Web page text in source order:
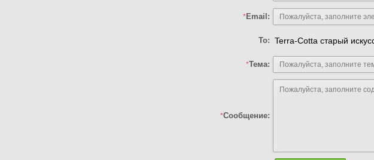
*Email:
To: Terra-Cotta старый
*Тема:
*Сообщение: